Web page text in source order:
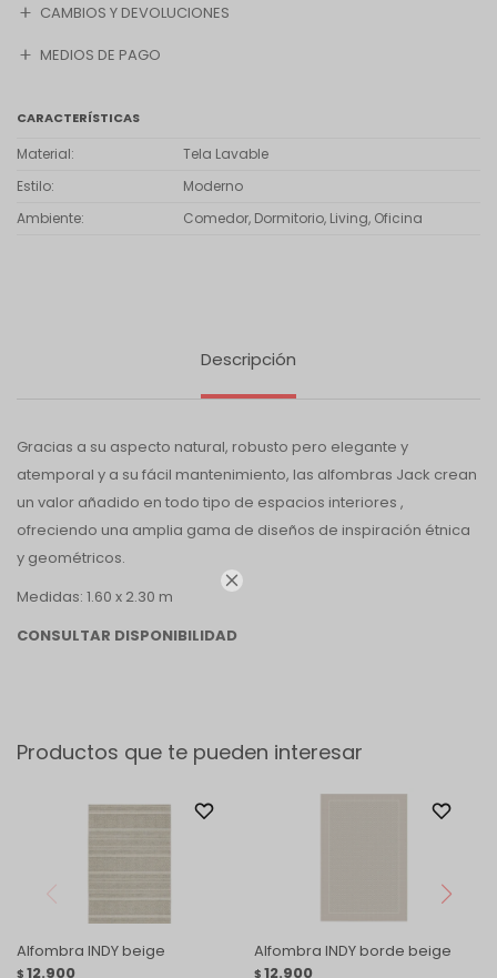

CAMBIOS Y DEVOLUCIONES
MEDIOS DE PAGO
CARACTERÍSTICAS
Material
Tela Lavable
Estilo
Moderno
Ambiente
Comedor, Dormitorio, Living, Oficina
Descripción
Gracias a su aspecto natural, robusto pero elegante y
atemporal y a su fácil mantenimiento, las alfombras Jack crean
un valor añadido en todo tipo de espacios interiores ,
ofreciendo una amplia gama de diseños de inspiración étnica
y geométricos.
Medidas: 1.60 x 2.30 m
CONSULTAR DISPONIBILIDAD
Productos que te pueden interesar
Alfombra INDY beige
$ 12.900
Alfombra INDY borde beige
$ 12.900